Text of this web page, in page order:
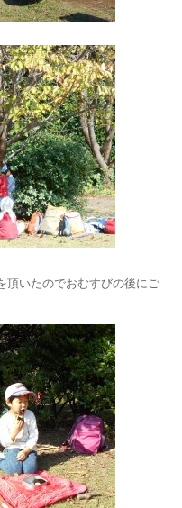
頂いたのでおむすびの後にご